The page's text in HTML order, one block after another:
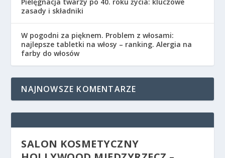
zasady i składniki
W pogodni za pięknem. Problem z włosami:
najlepsze tabletki na włosy – ranking. Alergia na
farby do włosów
NAJNOWSZE KOMENTARZE
SALON KOSMETYCZNY